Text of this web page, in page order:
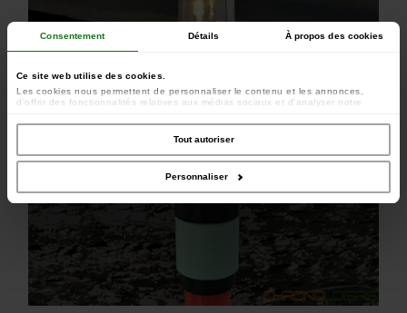
Consentement Détails À propos des cookies
Ce site web utilise des cookies.
Les cookies nous permettent de personnaliser le contenu et les annonces,
d'offrir des fonctionnalités relatives aux médias sociaux et d'analyser notre
avec nos partenaires de médias sociaux, de publicité et d'analyse, qui peuvent
combiner celles-ci avec d'autres informations que vous leur avez fournies ou
qu'ils ont collectées lors de votre utilisation de leurs services.
Tout autoriser
Personnaliser